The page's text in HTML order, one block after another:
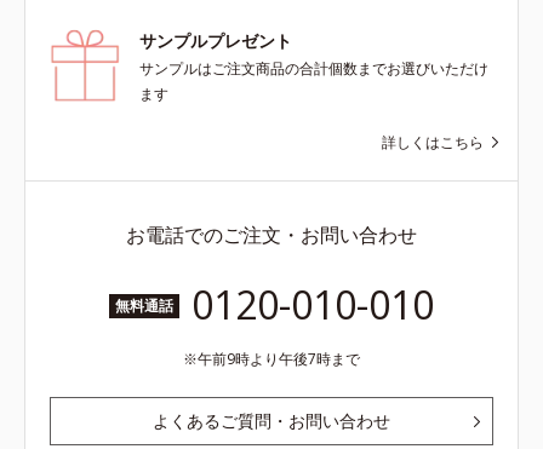
サンプルプレゼント
サンプルはご注文商品の合計個数までお選びいただけ
ます
詳しくはこちら
お電話でのご注文・お問い合わせ
無料通話 0120-010-010
午前9時より午後7時まで
よくあるご質問・お問い合わせ